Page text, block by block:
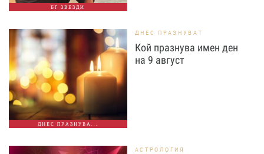
БГ ЗВЕЗДИ
ДНЕС ПРАЗНУВА...
ДНЕС ПРАЗНУВАТ
Кой празнува имен ден
на 9 август
АСТРОЛОГИЯ